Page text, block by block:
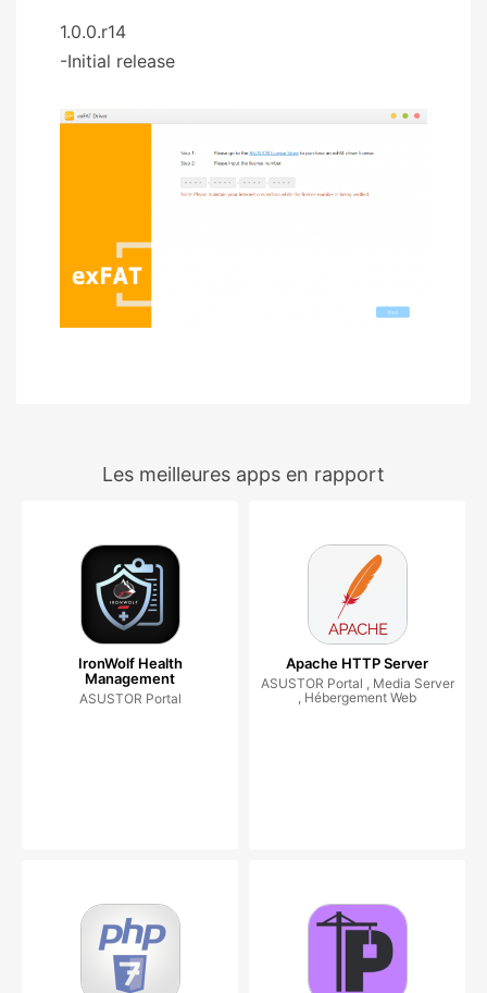
1.0.0.r14
-Initial release
Les meilleures apps en rapport
IronWolf Health
Management
ASUSTOR Portal
Apache HTTP Server
ASUSTOR Portal , Media Server
, Hébergement Web